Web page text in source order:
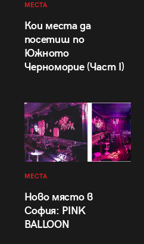
МЕСТА
Кои места да
посетиш по
Южното
Черноморие (Част I)
МЕСТА
Ново място в
София: PINK
BALLOON